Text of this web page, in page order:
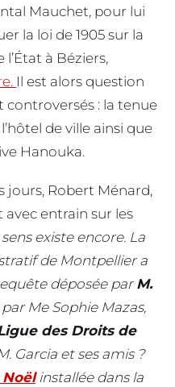
Mauchet, pour lui
la loi de 1905 sur la
l’État à Béziers,
Il est alors question
: la tenue
de ville ainsi que
Hanouka.
jours, Robert Ménard,
avec entrain sur les
existe encore. La
de Montpellier a
déposée parM.
Me Sophie Mazas,
des Droits de
Garcia et ses amis ?
installée dans la